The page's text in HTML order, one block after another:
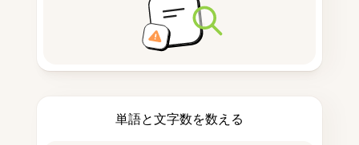
単語と文字数を数える